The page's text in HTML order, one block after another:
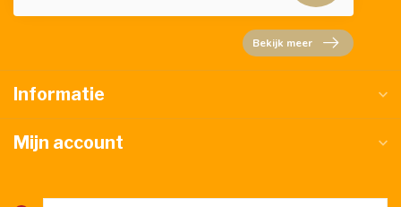
Bekijk meer
Informatie
Mijn account